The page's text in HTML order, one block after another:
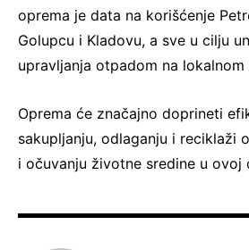
oprema je data na korišćenje
Golupcu i Kladovu, a sve u cilju
upravljanja otpadom na lokalnom
Oprema će značajno doprineti
sakupljanju, odlaganju i reciklaži
i očuvanju životne sredine u ovoj